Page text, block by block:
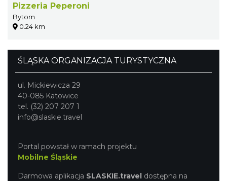
Pizzeria Peperoni
Bytom
0.24 km
ŚLĄSKA ORGANIZACJA TURYSTYCZNA
ul. Mickiewicza 29
40-085 Katowice
tel. (32) 207 207 1
info@slaskie.travel
Portal powstał w ramach projektu
Mobilne Śląskie
Darmowa aplikacja SLASKIE.travel dostępna na